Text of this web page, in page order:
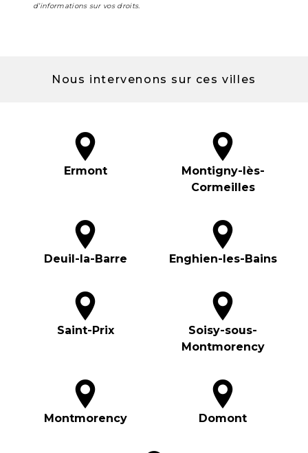
d’informations sur vos droits.
Nous intervenons sur ces villes
Ermont
Montigny-lès-
Cormeilles
Deuil-la-Barre Enghien-les-Bains
Saint-Prix
Soisy-sous-
Montmorency
Montmorency Domont